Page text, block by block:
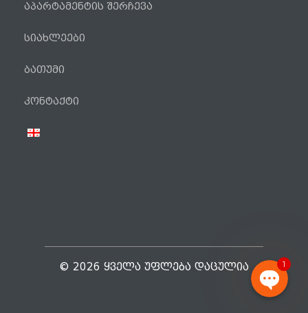
აპარტამენტის შერჩევა
სიახლეები
ბათუმი
კონტაქტი
© 2026 ᲧᲕᲔᲚᲐ ᲣᲤᲚᲔᲑᲐ ᲓᲐᲪᲣᲚᲘᲐ 1